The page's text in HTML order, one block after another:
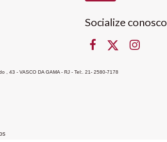
Socialize conosco
, 43 - VASCO DA GAMA - RJ - Tel:. 21- 2580-7178